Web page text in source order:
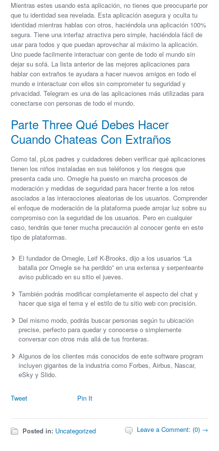
Mientras estes usando esta aplicación, no tienes que preocuparte por
que tu identidad sea revelada. Esta aplicación asegura y oculta tu
identidad mientras hablas con otros, haciéndola una aplicación 100%
segura. Tiene una interfaz atractiva pero simple, haciéndola fácil de
usar para todos y que puedan aprovechar al máximo la aplicación.
Uno puede facilmente interactuar con gente de todo el mundo sin
dejar su sofá. La lista anterior de las mejores aplicaciones para
hablar con extraños te ayudara a hacer nuevos amigos en todo el
mundo e interactuar con ellos sin comprometer tu seguridad y
privacidad. Telegram es una de las aplicaciones más utilizadas para
conectarse con personas de todo el mundo.
Parte Three Qué Debes Hacer
Cuando Chateas Con Extraños
Como tal, pLos padres y cuidadores deben verificar qué aplicaciones
tienen los niños instaladas en sus teléfonos y los riesgos que
presenta cada uno. Omegle ha puesto en marcha procesos de
moderación y medidas de seguridad para hacer frente a los retos
asociados a las interacciones aleatorias de los usuarios. Comprender
el enfoque de moderación de la plataforma puede arrojar luz sobre su
compromiso con la seguridad de los usuarios. Pero en cualquier
caso, tendrás que tener mucha precaución al conocer gente en este
tipo de plataformas.
El fundador de Omegle, Leif K-Brooks, dijo a los usuarios “La
batalla por Omegle se ha perdido” en una extensa y serpenteante
aviso publicado en su sitio el jueves.
También podrás modificar completamente el aspecto del chat y
hacer que siga el tema y el estilo de tu sitio web con precisión.
Del mismo modo, podrás buscar personas según tu ubicación
precise, perfecto para quedar y conocerse o simplemente
conversar con otros más allá de tus fronteras.
Algunos de los clientes más conocidos de este software program
incluyen gigantes de la industria como Forbes, Airbus, Nascar,
eSky y Slido.
Tweet Pin It
Posted in: Uncategorized Leave a Comment: (0) →